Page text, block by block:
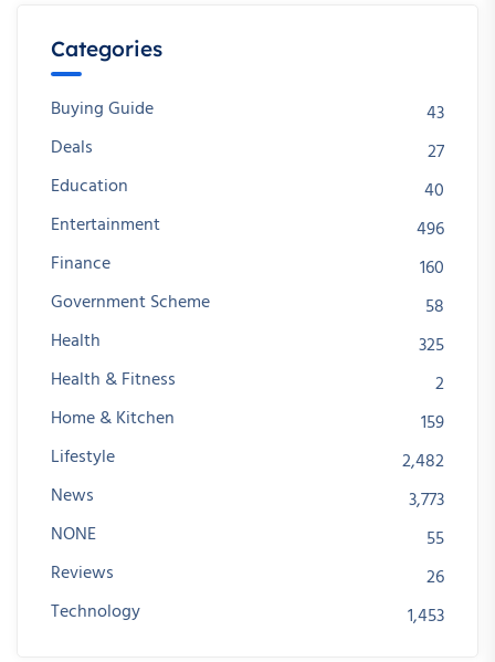
Categories
Buying Guide
43
Deals
27
Education
40
Entertainment
496
Finance
160
Government Scheme
58
Health
325
Health & Fitness
2
Home & Kitchen
159
Lifestyle
2,482
News
3,773
NONE
55
Reviews
26
Technology
1,453